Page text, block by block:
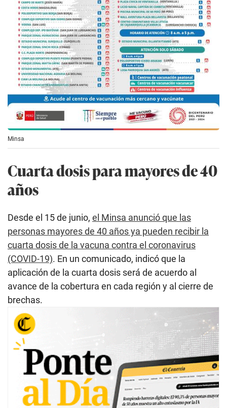
Minsa
Cuarta dosis para mayores de 40
años
Desde el 15 de junio, el Minsa anunció que las
personas mayores de 40 años ya pueden recibir la
cuarta dosis de la vacuna contra el coronavirus
(COVID-19). En un comunicado, indicó que la
aplicación de la cuarta dosis será de acuerdo al
avance de la cobertura en cada región y al cierre de
brechas.